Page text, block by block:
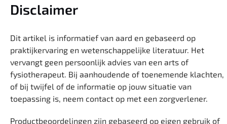
Disclaimer
Dit artikel is informatief van aard en gebaseerd op
praktijkervaring en wetenschappelijke literatuur. Het
vervangt geen persoonlijk advies van een arts of
fysiotherapeut. Bij aanhoudende of toenemende klachten,
of bij twijfel of de informatie op jouw situatie van
toepassing is, neem contact op met een zorgverlener.
Productbeoordelingen zijn gebaseerd op eigen gebruik of